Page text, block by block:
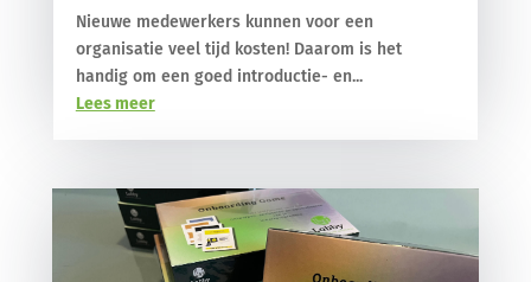
Nieuwe medewerkers kunnen voor een
organisatie veel tijd kosten! Daarom is het
handig om een goed introductie- en...
Lees meer